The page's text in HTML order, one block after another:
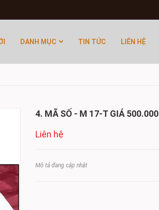
DANH MỤC TIN TỨC LIÊN HỆ
4. MÃ SỐ - M 17-T GIÁ 500.000
Liên hệ
Mô tả đang cập nhật